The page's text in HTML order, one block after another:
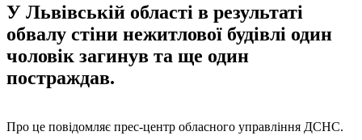
У Львівській області в результаті
обвалу стіни нежитлової будівлі один
чоловік загинув та ще один
постраждав.
Про це повідомляє прес-центр обласного управління ДСНС.